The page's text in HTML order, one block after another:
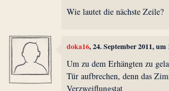
Wie lautet die nächste Zeile?
doka16, 24. September 2011, um
Um zu dem Erhängten zu
Tür aufbrechen, denn das
Verzweiflungstat